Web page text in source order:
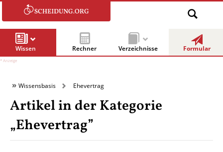
Wissen Rechner Verzeichnisse Formular
Wissensbasis Ehevertrag
Artikel in der Kategorie
„Ehevertrag”